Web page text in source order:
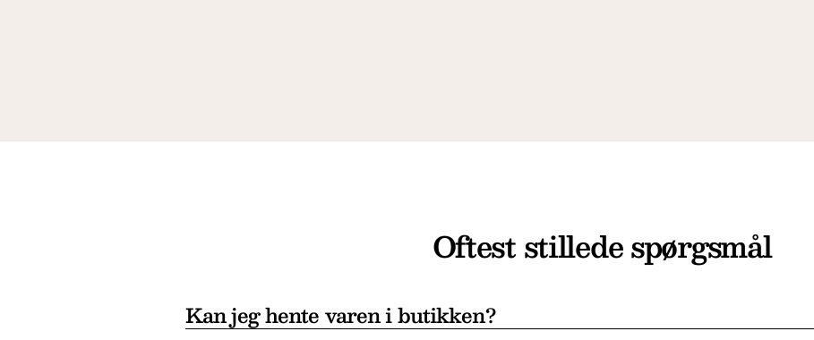
Oftest stillede spørgsmål
Kan jeg hente varen i butikken?